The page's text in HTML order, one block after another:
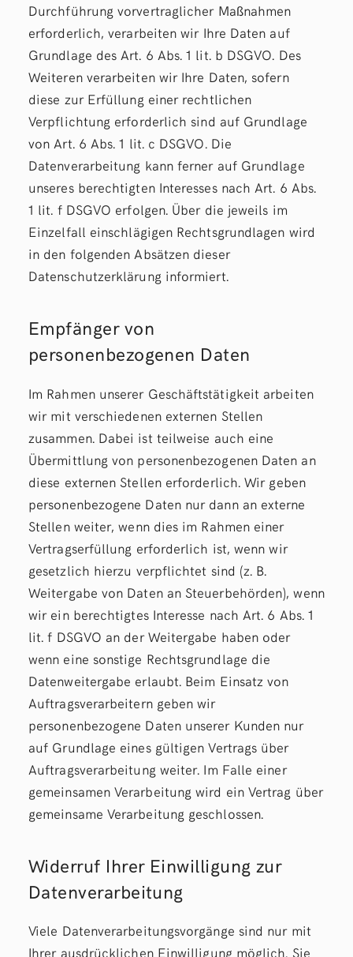
Durchführung vorvertraglicher Maßnahmen
erforderlich, verarbeiten wir Ihre Daten auf
Grundlage des Art. 6 Abs. 1 lit. b DSGVO. Des
Weiteren verarbeiten wir Ihre Daten, sofern
diese zur Erfüllung einer rechtlichen
Verpflichtung erforderlich sind auf Grundlage
von Art. 6 Abs. 1 lit. c DSGVO. Die
Datenverarbeitung kann ferner auf Grundlage
unseres berechtigten Interesses nach Art. 6 Abs.
1 lit. f DSGVO erfolgen. Über die jeweils im
Einzelfall einschlägigen Rechtsgrundlagen wird
in den folgenden Absätzen dieser
Datenschutzerklärung informiert.
Empfänger von
personenbezogenen Daten
Im Rahmen unserer Geschäftstätigkeit arbeiten
wir mit verschiedenen externen Stellen
zusammen. Dabei ist teilweise auch eine
Übermittlung von personenbezogenen Daten an
diese externen Stellen erforderlich. Wir geben
personenbezogene Daten nur dann an externe
Stellen weiter, wenn dies im Rahmen einer
Vertragserfüllung erforderlich ist, wenn wir
gesetzlich hierzu verpflichtet sind (z. B.
Weitergabe von Daten an Steuerbehörden), wenn
wir ein berechtigtes Interesse nach Art. 6 Abs. 1
lit. f DSGVO an der Weitergabe haben oder
wenn eine sonstige Rechtsgrundlage die
Datenweitergabe erlaubt. Beim Einsatz von
Auftragsverarbeitern geben wir
personenbezogene Daten unserer Kunden nur
auf Grundlage eines gültigen Vertrags über
Auftragsverarbeitung weiter. Im Falle einer
gemeinsamen Verarbeitung wird ein Vertrag über
gemeinsame Verarbeitung geschlossen.
Widerruf Ihrer Einwilligung zur
Datenverarbeitung
Viele Datenverarbeitungsvorgänge sind nur mit
Ihrer ausdrücklichen Einwilligung möglich. Sie